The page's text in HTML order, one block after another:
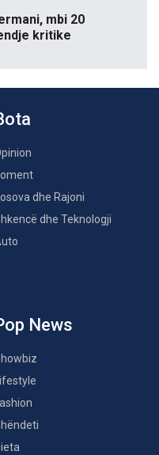
mbi 20
kritike
dhe Rajoni
dhe Teknologji
News
Lifestyle